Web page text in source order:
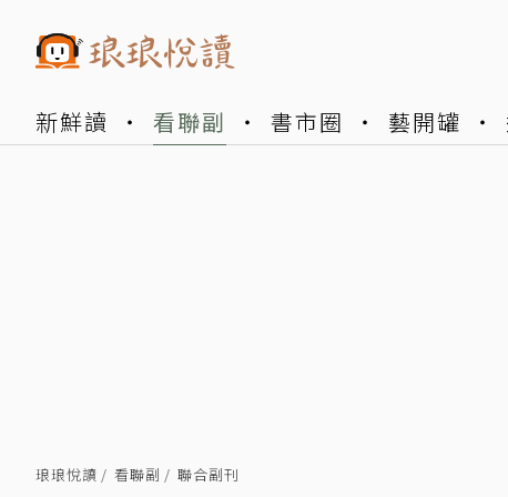
新鮮讀 看聯副 書市圈 藝開罐
琅琅悅讀 看聯副 聯合副刊